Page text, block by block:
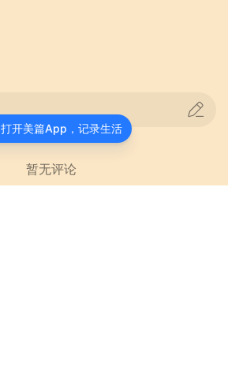
暂无评论
打开美篇App，记录生活